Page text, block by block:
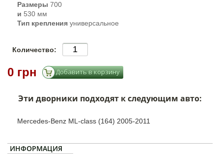
Размеры 700
и 530 мм
Тип крепления универсальное
Количество:
0 грн
Эти дворники подходят к следующим авто:
Mercedes-Benz ML-class (164) 2005-2011
ИНФОРМАЦИЯ